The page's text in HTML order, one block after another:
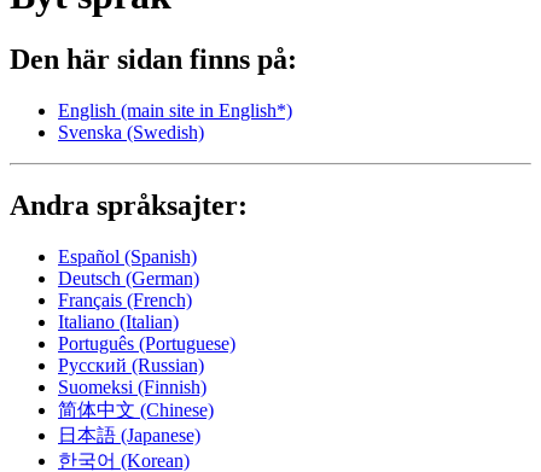
Den här sidan finns på:
English (main site in English*)
Svenska (Swedish)
Andra språksajter:
Español (Spanish)
Deutsch (German)
Français (French)
Italiano (Italian)
Português (Portuguese)
Русский (Russian)
Suomeksi (Finnish)
简体中文 (Chinese)
日本語 (Japanese)
한국어 (Korean)